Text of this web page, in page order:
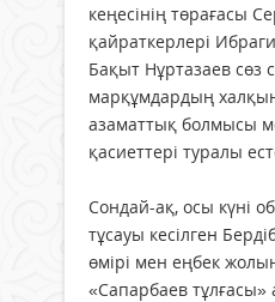
кеңесінің төрағасы
қайраткерлері
Бақыт Нұртазаев сөз
марқұмдардың
азаматтық болмысы
қасиеттері туралы
Сондай-ақ, осы күні
тұсауы кесілген
өмірі мен еңбек
«Сапарбаев тұлғасы»